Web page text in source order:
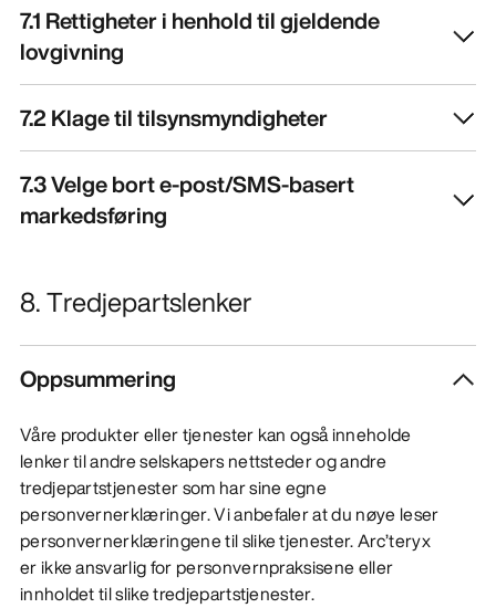
7.1 Rettigheter i henhold til gjeldende
lovgivning
7.2 Klage til tilsynsmyndigheter
7.3 Velge bort e-post/SMS-basert
markedsføring
8. Tredjepartslenker
Oppsummering
Våre produkter eller tjenester kan også inneholde
lenker til andre selskapers nettsteder og andre
tredjepartstjenester som har sine egne
personvernerklæringer. Vi anbefaler at du nøye leser
personvernerklæringene til slike tjenester. Arc’teryx
er ikke ansvarlig for personvernpraksisene eller
innholdet til slike tredjepartstjenester.